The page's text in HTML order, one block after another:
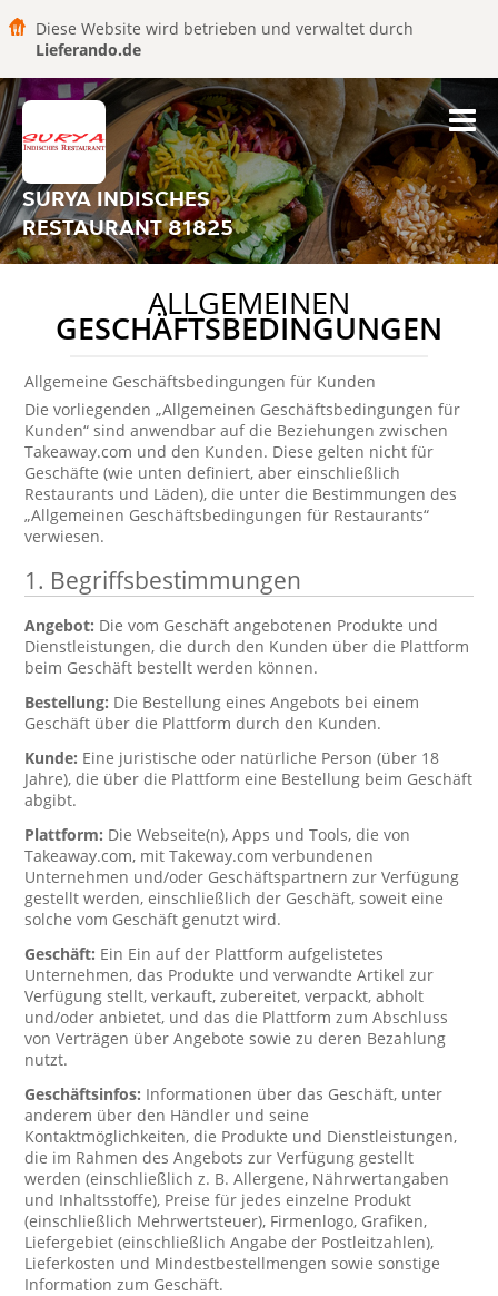
Diese Website wird betrieben und verwaltet durch
Lieferando.de
SURYA INDISCHES
RESTAURANT 81825
ALLGEMEINEN
GESCHÄFTSBEDINGUNGEN
Allgemeine Geschäftsbedingungen für Kunden
Die vorliegenden „Allgemeinen Geschäftsbedingungen für
Kunden“ sind anwendbar auf die Beziehungen zwischen
Takeaway.com und den Kunden. Diese gelten nicht für
Geschäfte (wie unten definiert, aber einschließlich
Restaurants und Läden), die unter die Bestimmungen des
„Allgemeinen Geschäftsbedingungen für Restaurants“
verwiesen.
1. Begriffsbestimmungen
Angebot: Die vom Geschäft angebotenen Produkte und
Dienstleistungen, die durch den Kunden über die Plattform
beim Geschäft bestellt werden können.
Bestellung: Die Bestellung eines Angebots bei einem
Geschäft über die Plattform durch den Kunden.
Kunde: Eine juristische oder natürliche Person (über 18
Jahre), die über die Plattform eine Bestellung beim Geschäft
abgibt.
Plattform: Die Webseite(n), Apps und Tools, die von
Takeaway.com, mit Takeway.com verbundenen
Unternehmen und/oder Geschäftspartnern zur Verfügung
gestellt werden, einschließlich der Geschäft, soweit eine
solche vom Geschäft genutzt wird.
Geschäft: Ein Ein auf der Plattform aufgelistetes
Unternehmen, das Produkte und verwandte Artikel zur
Verfügung stellt, verkauft, zubereitet, verpackt, abholt
und/oder anbietet, und das die Plattform zum Abschluss
von Verträgen über Angebote sowie zu deren Bezahlung
nutzt.
Geschäftsinfos: Informationen über das Geschäft, unter
anderem über den Händler und seine
Kontaktmöglichkeiten, die Produkte und Dienstleistungen,
die im Rahmen des Angebots zur Verfügung gestellt
werden (einschließlich z. B. Allergene, Nährwertangaben
und Inhaltsstoffe), Preise für jedes einzelne Produkt
(einschließlich Mehrwertsteuer), Firmenlogo, Grafiken,
Liefergebiet (einschließlich Angabe der Postleitzahlen),
Lieferkosten und Mindestbestellmengen sowie sonstige
Information zum Geschäft.